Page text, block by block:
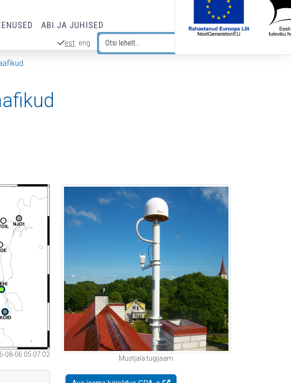
ABI JA JUHISED
est eng
08-06 05:07:02
Mustjala tugijaam